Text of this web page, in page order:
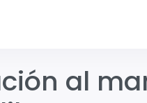
al